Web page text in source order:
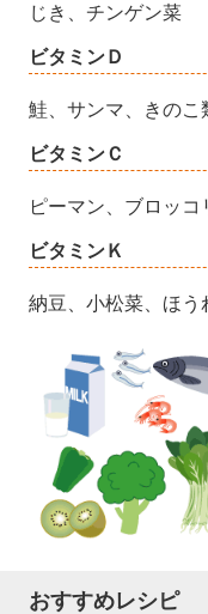
じき、チンゲン菜
ビタミンＤ
鮭、サンマ、きのこ
ビタミンＣ
ピーマン、ブロッ
ビタミンＫ
納豆、小松菜、ほう
おすすめレシピ